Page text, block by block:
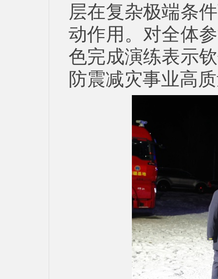
层在复杂极端条
动作用。对全体
色完成演练表示
防震减灾事业高